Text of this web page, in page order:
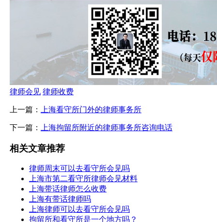
律师会见 律师收费
上一篇： 上海看守所门外的律师事务所
下一篇： 上海拘留所附近的律师事务所咨询电话
相关文章推荐
律师周末可以去看守所会见吗
上海市第二看守所律师会见材料
上海带话律师怎么收费
上海有带话律师吗
上海律师可以去看守所会见吗
拘留所和看守所是一个地方吗？